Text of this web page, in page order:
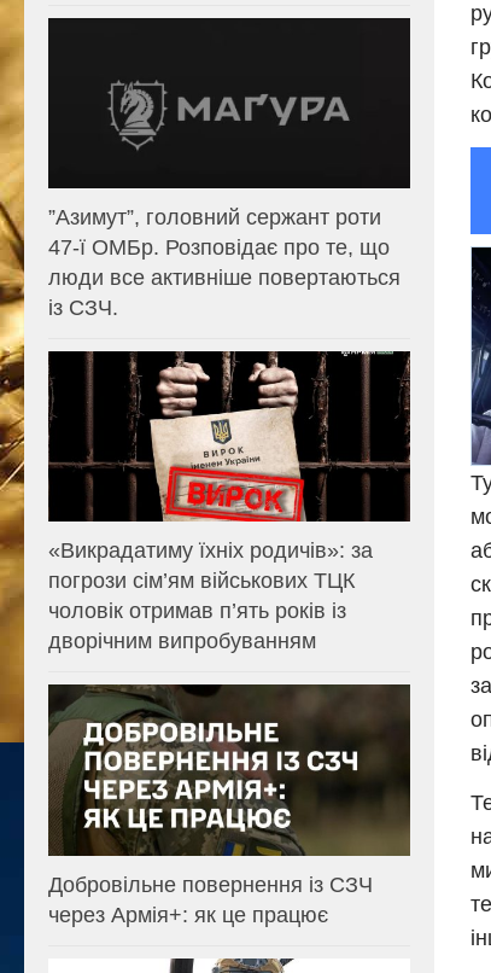
⁨”Азимут”, головний сержант роти
47-ї ОМБр. Розповідає про те, що
люди все активніше повертаються
із СЗЧ.
«Викрадатиму їхніх родичів»: за
погрози сім’ям військових ТЦК
чоловік отримав п’ять років із
дворічним випробуванням
Добровільне повернення із СЗЧ
через Армія+: як це працює